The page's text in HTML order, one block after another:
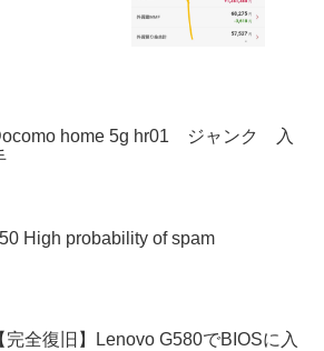
home 5g hr01 ジャンク 入
High probability of spam
完全復旧】Lenovo G580でBIOSに入